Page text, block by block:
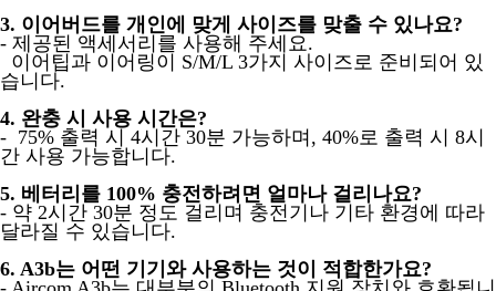
3. 이어버드를 개인에 맞게 사이즈를 맞출 수 있나요?
- 제공된 액세서리를 사용해 주세요.
이어팁과 이어링이 S/M/L 3가지 사이즈로 준비되어 있
습니다.
4. 완충 시 사용 시간은?
- 75% 출력 시 4시간 30분 가능하며, 40%로 출력 시 8시
간 사용 가능합니다.
5. 베터리를 100% 충전하려면 얼마나 걸리나요?
- 약 2시간 30분 정도 걸리며 충전기나 기타 환경에 따라
달라질 수 있습니다.
6. A3b는 어떤 기기와 사용하는 것이 적합한가요?